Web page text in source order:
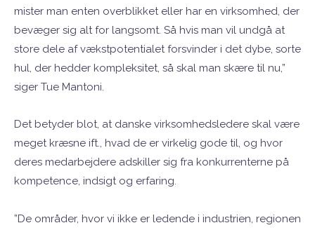
mister man enten overblikket eller har en virksomhed, der
bevæger sig alt for langsomt. Så hvis man vil undgå at
store dele af vækstpotentialet forsvinder i det dybe, sorte
hul, der hedder kompleksitet, så skal man skære til nu,”
siger Tue Mantoni.
Det betyder blot, at danske virksomhedsledere skal være
meget kræsne ift., hvad de er virkelig gode til, og hvor
deres medarbejdere adskiller sig fra konkurrenterne på
kompetence, indsigt og erfaring.
”De områder, hvor vi ikke er ledende i industrien, regionen